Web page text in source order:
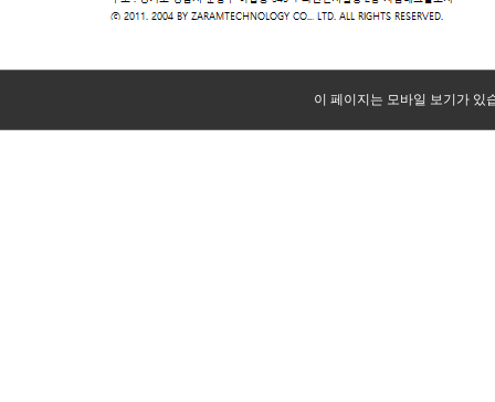
이 페이지는 모바일 보기가 있